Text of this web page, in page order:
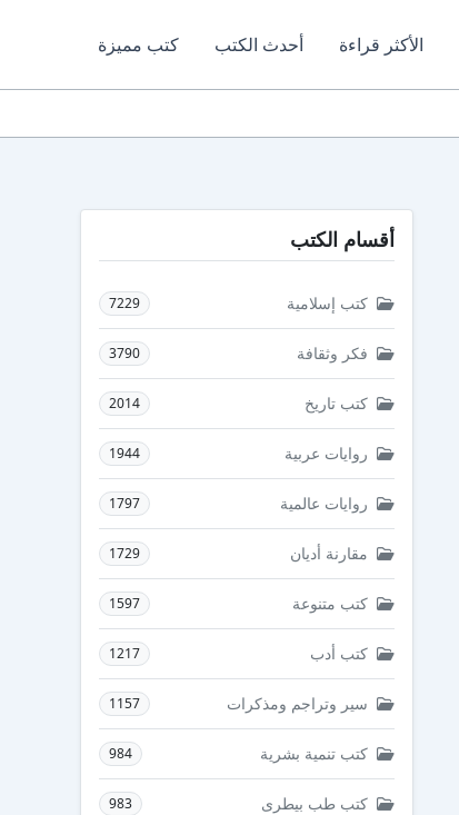
الأكثر قراءة أحدث الكتب كتب مميزة
أقسام الكتب
كتب إسلامية 7229
فكر وثقافة 3790
كتب تاريخ 2014
روايات عربية 1944
روايات عالمية 1797
مقارنة أديان 1729
كتب متنوعة 1597
كتب أدب 1217
سير وتراجم ومذكرات 1157
كتب تنمية بشرية 984
كتب طب بيطرى 983